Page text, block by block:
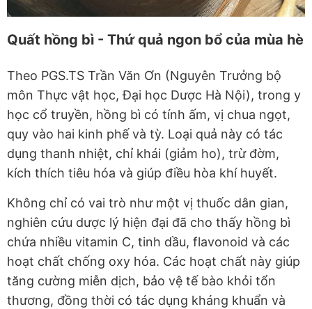
Quất hồng bì - Thứ quả ngon bổ của mùa hè
Theo PGS.TS Trần Văn Ơn (Nguyên Trưởng bộ
môn Thực vật học, Đại học Dược Hà Nội), trong y
học cổ truyền, hồng bì có tính ấm, vị chua ngọt,
quy vào hai kinh phế và tỳ. Loại quả này có tác
dụng thanh nhiệt, chỉ khái (giảm ho), trừ đờm,
kích thích tiêu hóa và giúp điều hòa khí huyết.
Không chỉ có vai trò như một vị thuốc dân gian,
nghiên cứu dược lý hiện đại đã cho thấy hồng bì
chứa nhiều vitamin C, tinh dầu, flavonoid và các
hoạt chất chống oxy hóa. Các hoạt chất này giúp
tăng cường miễn dịch, bảo vệ tế bào khỏi tổn
thương, đồng thời có tác dụng kháng khuẩn và